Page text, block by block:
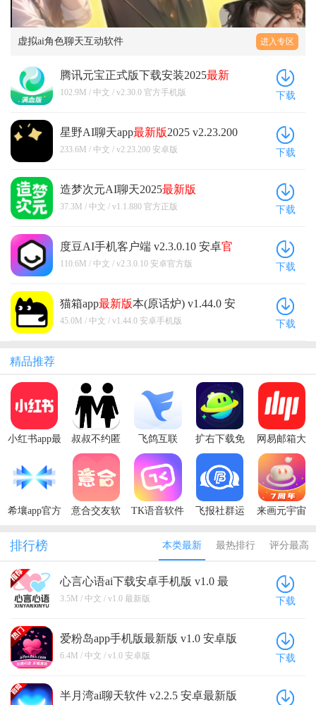
虚拟ai角色聊天互动软件 进入专区
腾讯元宝正式版下载安装2025最新
版本 v2.30.0官方手机版
102.9M / 中文 / v2.30.0 官方手机版 下载
星野AI聊天app最新版2025 v2.23.200
安卓版
233.6M / 中文 / v2.23.200 安卓版 下载
造梦次元AI聊天2025最新版
v1.1.880官方正版
37.3M / 中文 / v1.1.880 官方正版 下载
度豆AI手机客户端 v2.3.0.10 安卓官
方版
110.6M / 中文 / v2.3.0.10 安卓官方版 下载
猫箱app最新版本(原话炉) v1.44.0 安
卓手机版
45.0M / 中文 / v1.44.0 安卓手机版 下载
精品推荐
小红书app最
叔叔不约匿
名聊天交友
软件免登录
版
飞鸽互联
2025官方最
新版
扩右下载免
费
网易邮箱大
师去广告版
安卓升级
希壤app官方
版本
意合交友软
TK语音软件
飞报社群运
来画元宇宙
排行榜 本类最新 最热排行 评分最高
心言心语ai下载安卓手机版 v1.0 最
新版
3.5M / 中文 / v1.0 最新版 下载
爱粉岛app手机版最新版 v1.0 安卓版
6.4M / 中文 / v1.0 安卓版 下载
半月湾ai聊天软件 v2.2.5 安卓最新版